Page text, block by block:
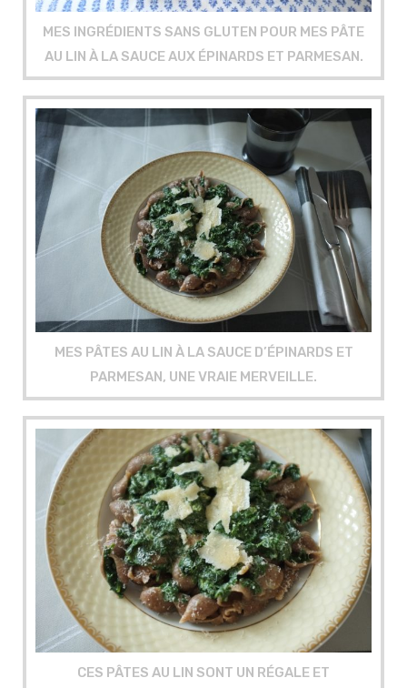
MES INGRÉDIENTS SANS GLUTEN POUR MES PÂTE
AU LIN À LA SAUCE AUX ÉPINARDS ET PARMESAN.
MES PÂTES AU LIN À LA SAUCE D’ÉPINARDS ET
PARMESAN, UNE VRAIE MERVEILLE.
CES PÂTES AU LIN SONT UN RÉGALE ET